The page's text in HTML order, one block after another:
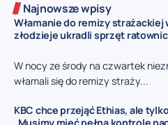
Najnowsze wpisy
Włamanie do remizy strażackiej
złodzieje ukradli sprzęt
W nocy ze środy na czwartek
włamali się do remizy straży...
KBC chce przejąć Ethias, ale